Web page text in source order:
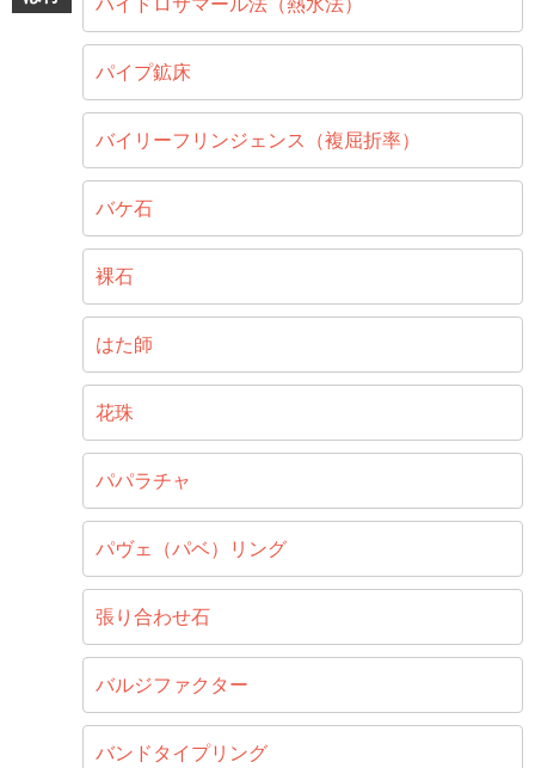
パイプ鉱床
バイリーフリンジェンス（複屈折率）
バケ石
裸石
はた師
花珠
パパラチャ
パヴェ（パベ）リング
張り合わせ石
バルジファクター
バンドタイプリング